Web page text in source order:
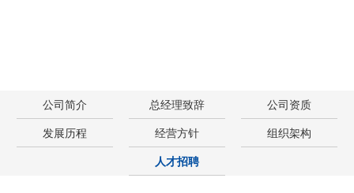
公司简介 总经理致辞
公司资质
发展历程
经营方针
组织架构
人才招聘